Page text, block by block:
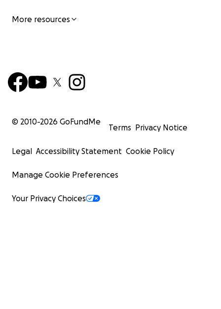
More resources
© 2010-2026 GoFundMe
Terms Privacy Notice
Legal Accessibility Statement Cookie Policy
Manage Cookie Preferences
Your Privacy Choices